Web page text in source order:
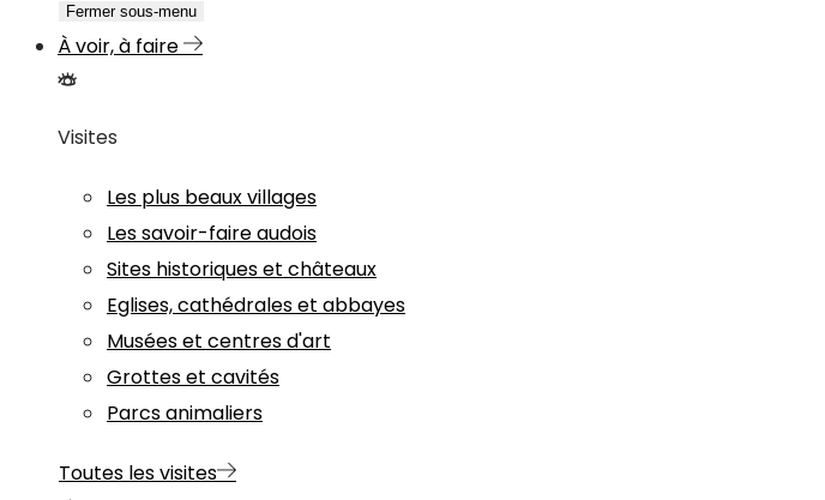
Fermer sous-menu
À voir, à faire
Visites
Les plus beaux villages
Les savoir-faire audois
Sites historiques et châteaux
Eglises, cathédrales et abbayes
Musées et centres d'art
Grottes et cavités
Parcs animaliers
Toutes les visites